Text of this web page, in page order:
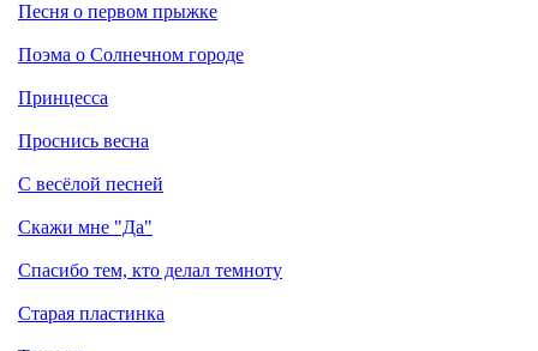
Песня о первом прыжке
Поэма о Солнечном городе
Принцесса
Проснись весна
С весёлой песней
Скажи мне "Да"
Спасибо тем, кто делал темноту
Старая пластинка